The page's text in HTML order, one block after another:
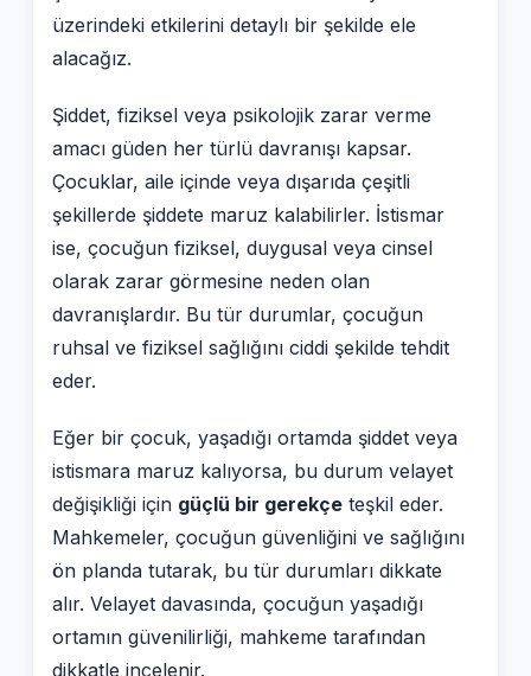
üzerindeki etkilerini detaylı bir şekilde ele
alacağız.
Şiddet, fiziksel veya psikolojik zarar verme
amacı güden her türlü davranışı kapsar.
Çocuklar, aile içinde veya dışarıda çeşitli
şekillerde şiddete maruz kalabilirler. İstismar
ise, çocuğun fiziksel, duygusal veya cinsel
olarak zarar görmesine neden olan
davranışlardır. Bu tür durumlar, çocuğun
ruhsal ve fiziksel sağlığını ciddi şekilde tehdit
eder.
Eğer bir çocuk, yaşadığı ortamda şiddet veya
istismara maruz kalıyorsa, bu durum velayet
değişikliği için güçlü bir gerekçe teşkil eder.
Mahkemeler, çocuğun güvenliğini ve sağlığını
ön planda tutarak, bu tür durumları dikkate
alır. Velayet davasında, çocuğun yaşadığı
ortamın güvenilirliği, mahkeme tarafından
dikkatle incelenir.